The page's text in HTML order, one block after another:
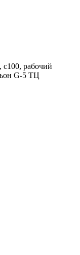
с100, рабочий
G-5 ТЦ